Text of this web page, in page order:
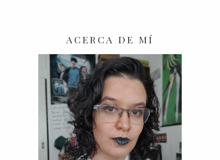
ACERCA DE MÍ